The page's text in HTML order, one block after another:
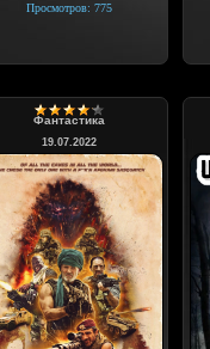
Просмотров: 775
Фантастика
19.07.2022